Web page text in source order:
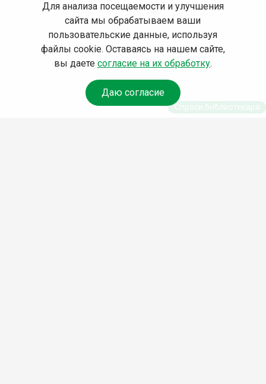
Для анализа посещаемости и улучшения
сайта мы обрабатываем ваши
пользовательские данные, используя
файлы cookie. Оставаясь на нашем сайте,
вы даете согласие на их обработку.
Даю согласие
Спроси библиотекаря